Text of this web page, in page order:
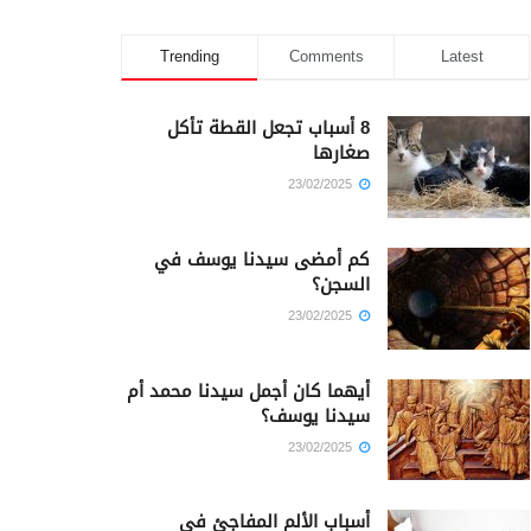
Trending Comments Latest
8 أسباب تجعل القطة تأكل
صغارها
كم أمضى سيدنا يوسف في
السجن؟
أيهما كان أجمل سيدنا محمد أم
سيدنا يوسف؟
أسباب الألم المفاجئ في